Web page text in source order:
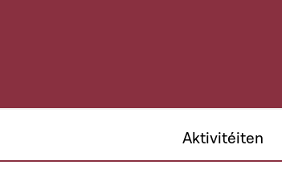
Aktivitéiten